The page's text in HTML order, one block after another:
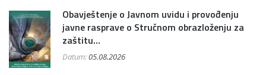
Obavještenje o Javnom uvidu i provođenju
javne rasprave o Stručnom obrazloženju za
zaštitu...
Datum:05.08.2026